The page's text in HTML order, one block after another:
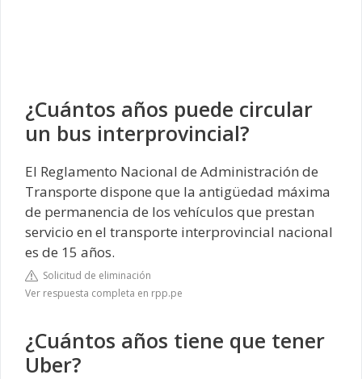
¿Cuántos años puede circular
un bus interprovincial?
El Reglamento Nacional de Administración de
Transporte dispone que la antigüedad máxima
de permanencia de los vehículos que prestan
servicio en el transporte interprovincial nacional
es de 15 años.
Solicitud de eliminación
Ver respuesta completa en rpp.pe
¿Cuántos años tiene que tener
Uber?